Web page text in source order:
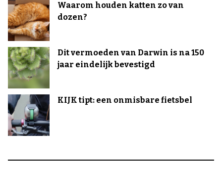
Waarom houden katten zo van
dozen?
Dit vermoeden van Darwin is na 150
jaar eindelijk bevestigd
KIJK tipt: een onmisbare fietsbel